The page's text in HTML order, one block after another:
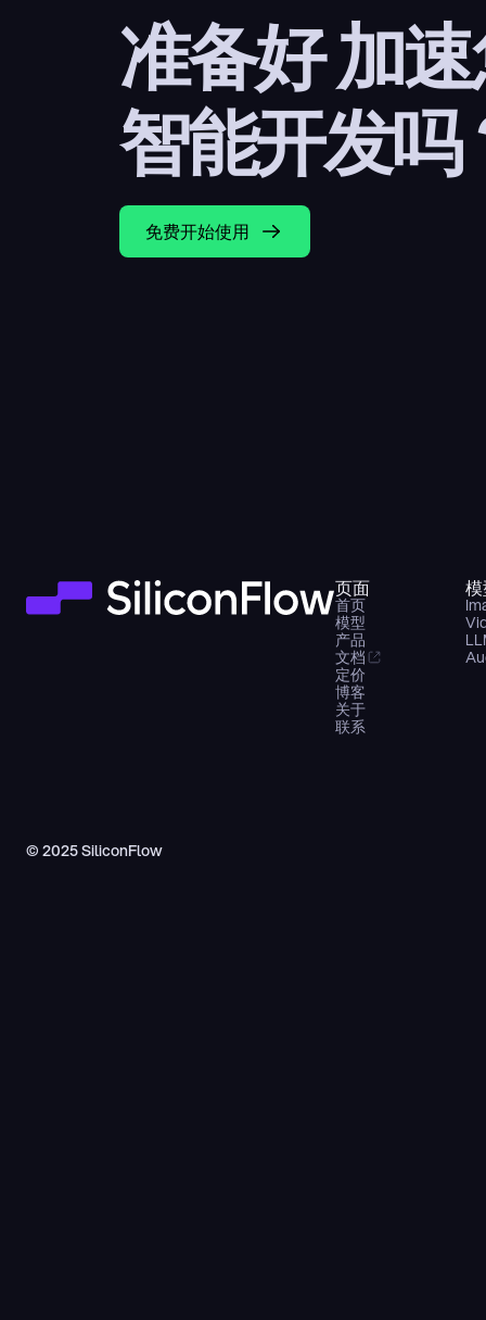
准备好 加
智能开发吗
免费开始使用
页面
首页
模型
产品
文档
定价
博客
关于
联系
© 2025 SiliconFlow